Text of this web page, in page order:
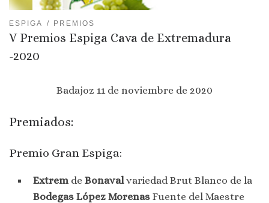
ESPIGA PREMIOS
V Premios Espiga Cava de Extremadura
-2020
Badajoz 11 de noviembre de 2020
Premiados:
Premio Gran Espiga:
Extrem de Bonavalvariedad Brut Blanco de la
Bodegas López Morenas Fuente del Maestre